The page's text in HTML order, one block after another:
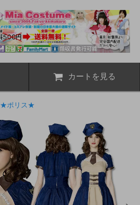
カートを見る
★ポリス★